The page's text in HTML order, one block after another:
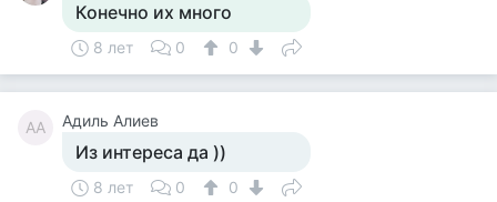
Конечно их много
8 лет 0 0
АА Адиль Алиев
Из интереса да ))
8 лет 0 0